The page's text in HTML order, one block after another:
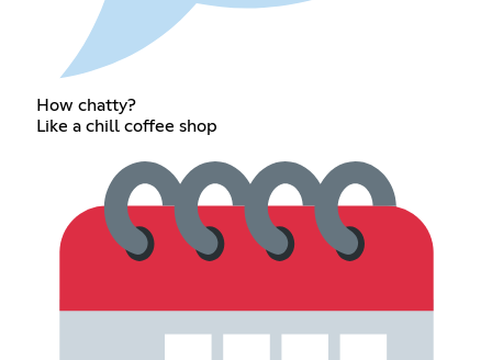
How chatty?
Like a chill coffee shop